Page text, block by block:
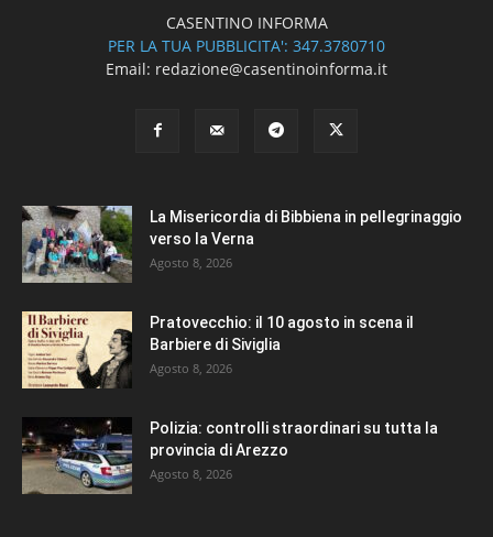
CASENTINO INFORMA
PER LA TUA PUBBLICITA': 347.3780710
Email: redazione@casentinoinforma.it
La Misericordia di Bibbiena in pellegrinaggio
verso la Verna
Agosto 8, 2026
Pratovecchio: il 10 agosto in scena il
Barbiere di Siviglia
Agosto 8, 2026
Polizia: controlli straordinari su tutta la
provincia di Arezzo
Agosto 8, 2026